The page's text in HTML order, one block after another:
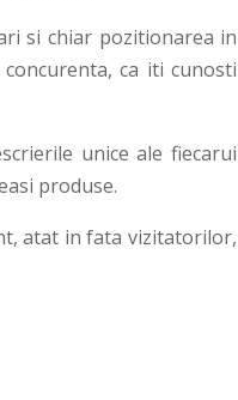
si chiar pozitionarea in
ca iti cunosti
unice ale fiecarui
produse.
atat in fata vizitatorilor,